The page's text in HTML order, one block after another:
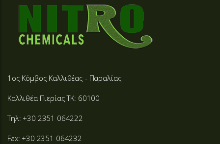
1ος Κόμβος Καλλιθέας - Παραλίας
Καλλιθέα Πιερίας ΤΚ: 60100
Τηλ: +30 2351 064222
Fax: +30 2351 064232